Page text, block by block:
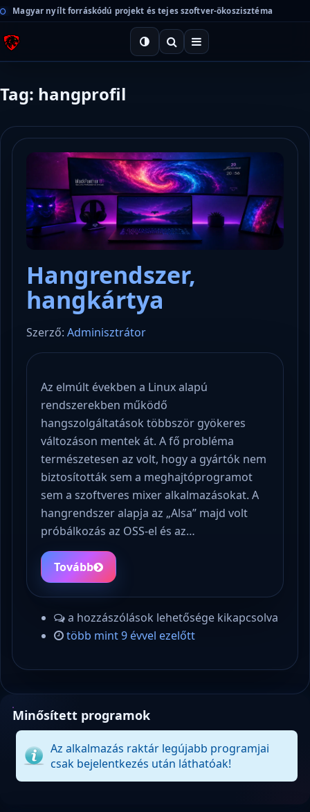
Magyar nyílt forráskódú projekt és tejes szoftver-ökoszisztéma
Tag: hangprofil
Hangrendszer,
hangkártya
Szerző: Adminisztrátor
Az elmúlt években a Linux alapú
rendszerekben működő
hangszolgáltatások többször gyökeres
változáson mentek át. A fő probléma
természetesen az volt, hogy a gyártók nem
biztosították sem a meghajtóprogramot
sem a szoftveres mixer alkalmazásokat. A
hangrendszer alapja az „Alsa” majd volt
próbálkozás az OSS-el és az…
Tovább
a hozzászólások lehetősége kikapcsolva
több mint 9 évvel ezelőtt
Minősített programok
Az alkalmazás raktár legújabb programjai
csak bejelentkezés után láthatóak!